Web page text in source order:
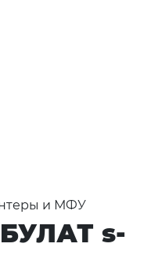
и МФУ
s-